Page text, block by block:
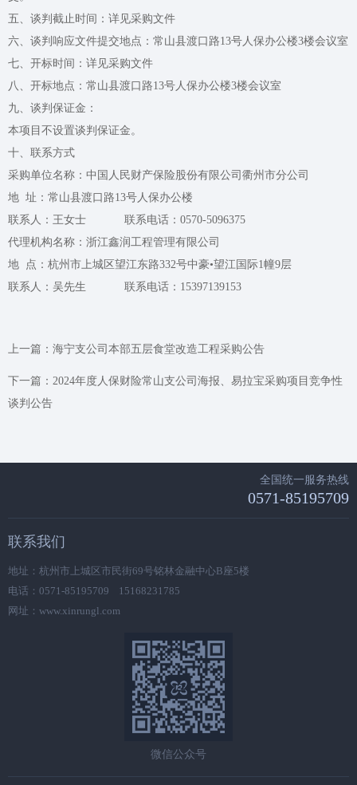
五、谈判截止时间：详见采购文件
六、谈判响应文件提交地点：常山县渡口路13号人保办公楼3楼会议室
七、开标时间：详见采购文件
八、开标地点：常山县渡口路13号人保办公楼3楼会议室
九、谈判保证金：
本项目不设置谈判保证金。
十、联系方式
采购单位名称：中国人民财产保险股份有限公司衢州市分公司
地 址：常山县渡口路13号人保办公楼
联系人：王女士 联系电话：0570-5096375
代理机构名称：浙江鑫润工程管理有限公司
地 点：杭州市上城区望江东路332号中豪•望江国际1幢9层
联系人：吴先生 联系电话：15397139153
上一篇： 海宁支公司本部五层食堂改造工程采购公告
下一篇： 2024年度人保财险常山支公司海报、易拉宝采购项目竞争性
谈判公告
全国统一服务热线
0571-85195709
联系我们
地址：杭州市上城区市民街69号铭林金融中心B座5楼
电话：0571-85195709 15168231785
网址：www.xinrungl.com
微信公众号